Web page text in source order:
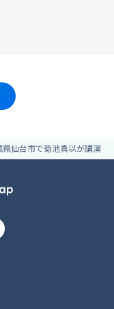
県仙台市で菊池真以が講演